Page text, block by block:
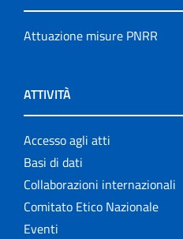
Attuazione misure PNRR
ATTIVITÀ
Accesso agli atti
Basi di dati
Collaborazioni internazionali
Comitato Etico Nazionale
Eventi